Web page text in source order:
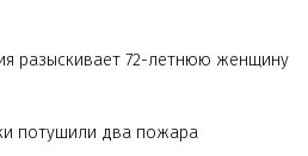
разыскивает 72-летнюю женщину
потушили два пожара